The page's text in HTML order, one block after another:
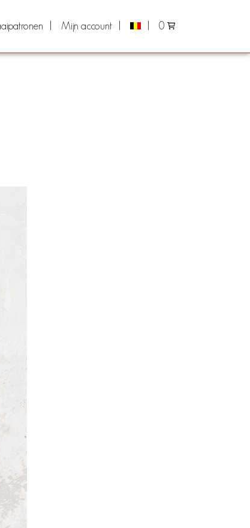
Mijn account 0